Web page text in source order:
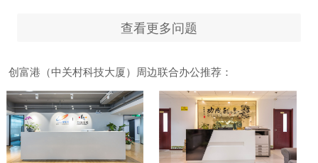
查看更多问题
创富港（中关村科技大厦）周边联合办公推荐：